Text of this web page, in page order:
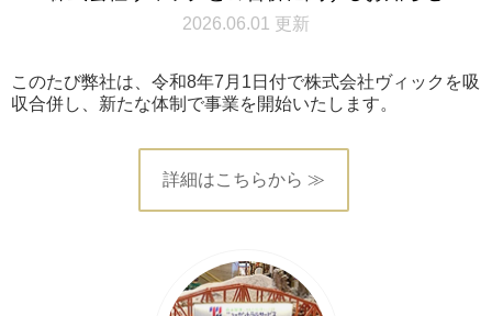
2026.06.01 更新
このたび弊社は、令和8年7月1日付で株式会社ヴィックを吸
収合併し、新たな体制で事業を開始いたします。
詳細はこちらから ≫